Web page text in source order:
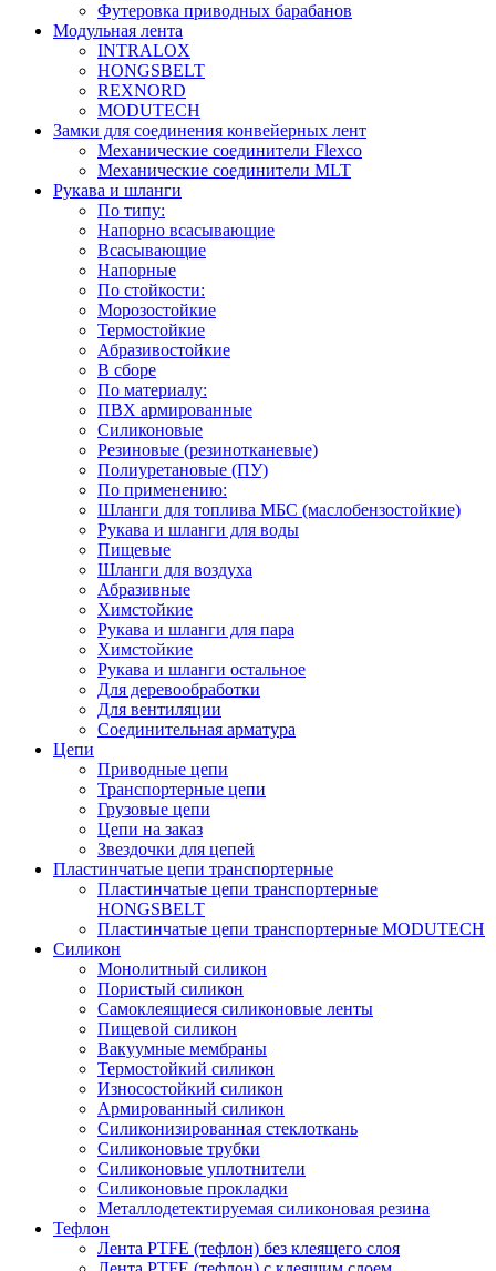
Футеровка приводных барабанов
Модульная лента
INTRALOX
HONGSBELT
REXNORD
MODUTECH
Замки для соединения конвейерных лент
Механические соединители Flexco
Механические соединители MLT
Рукава и шланги
По типу:
Напорно всасывающие
Всасывающие
Напорные
По стойкости:
Морозостойкие
Термостойкие
Абразивостойкие
В сборе
По материалу:
ПВХ армированные
Силиконовые
Резиновые (резинотканевые)
Полиуретановые (ПУ)
По применению:
Шланги для топлива МБС (маслобензостойкие)
Рукава и шланги для воды
Пищевые
Шланги для воздуха
Абразивные
Химстойкие
Рукава и шланги для пара
Химстойкие
Рукава и шланги остальное
Для деревообработки
Для вентиляции
Соединительная арматура
Цепи
Приводные цепи
Транспортерные цепи
Грузовые цепи
Цепи на заказ
Звездочки для цепей
Пластинчатые цепи транспортерные
Пластинчатые цепи транспортерные
HONGSBELT
Пластинчатые цепи транспортерные MODUTECH
Силикон
Монолитный силикон
Пористый силикон
Самоклеящиеся силиконовые ленты
Пищевой силикон
Вакуумные мембраны
Термостойкий силикон
Износостойкий силикон
Армированный силикон
Силиконизированная стеклоткань
Силиконовые трубки
Силиконовые уплотнители
Силиконовые прокладки
Металлодетектируемая силиконовая резина
Тефлон
Лента PTFE (тефлон) без клеящего слоя